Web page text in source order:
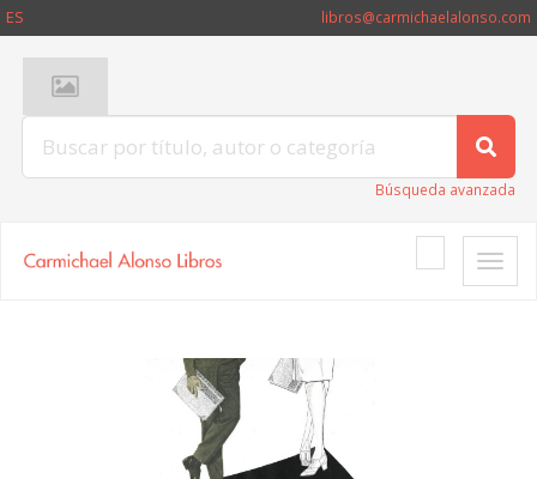
ES libros@carmichaelalonso.com
Búsqueda avanzada
Toggle